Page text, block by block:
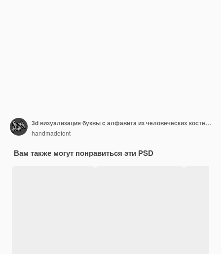
3d визуализация буквы c алфавита из человеческих костей, изолированный PSD файл
handmadefont
Вам также могут понравиться эти PSD